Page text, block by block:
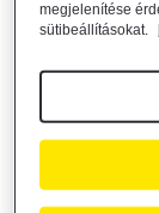
Alapkezelő
Akadémia u. 6.)
Raiffeisen Tőke-
kezelési
szintje 2014.
megjelenítése
sütibeállításokat.